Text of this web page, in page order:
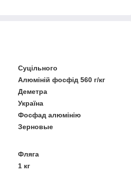
Суцільного
Алюміній фосфід 560 г/кг
Деметра
Україна
Фосфад алюмінію
Зерновые
Фляга
1 кг